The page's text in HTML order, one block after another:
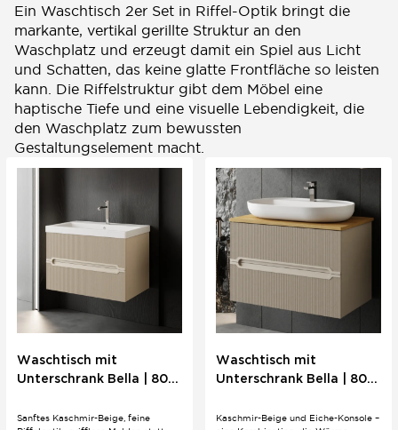
Ein Waschtisch 2er Set in Riffel-Optik bringt die
markante, vertikal gerillte Struktur an den
Waschplatz und erzeugt damit ein Spiel aus Licht
und Schatten, das keine glatte Frontfläche so leisten
kann. Die Riffelstruktur gibt dem Möbel eine
haptische Tiefe und eine visuelle Lebendigkeit, die
den Waschplatz zum bewussten
Gestaltungselement macht.
Waschtisch mit
Unterschrank Bella | 80
Riffeloptik
Sanftes Kaschmir-Beige, feine
Waschtisch mit
Unterschrank Bella | 80
Boho Stil Riffeloptik
Kaschmir-Beige und Eiche-Konsole –